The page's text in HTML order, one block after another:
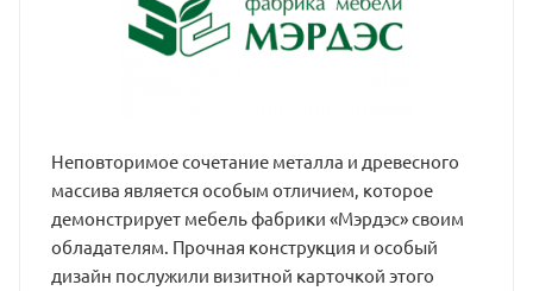
Неповторимое сочетание металла и древесного
массива является особым отличием, которое
демонстрирует мебель фабрики «Мэрдэс» своим
обладателям. Прочная конструкция и особый
дизайн послужили визитной карточкой этого